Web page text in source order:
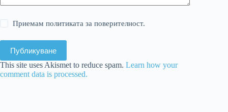
Приемам политиката за поверителност.
Публикуване
This site uses Akismet to reduce spam. Learn how your
comment data is processed.